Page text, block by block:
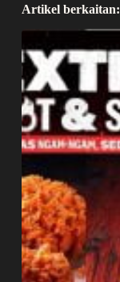
Artikel berkaitan: